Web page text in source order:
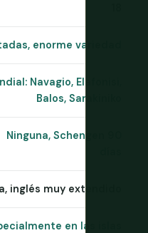
enorme variedad
Navagio, Elafonisi,
Balos, Sarakiniko
Ninguna, Schengen 90
inglés muy extendido
en las islas